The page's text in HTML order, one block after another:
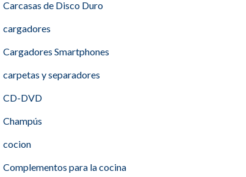
Carcasas de Disco Duro
cargadores
Cargadores Smartphones
carpetas y separadores
CD-DVD
Champús
cocion
Complementos para la cocina